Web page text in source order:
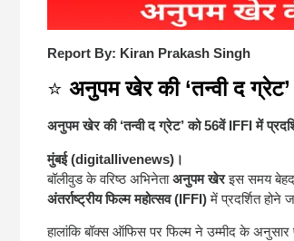
Report By: Kiran Prakash Singh
⭐ अनुपम खेर की ‘तन्वी द
अनुपम खेर की ‘तन्वी द ग्रेट’ को 56वें IFFI में
मुंबई (digitallivenews)।
बॉलीवुड के वरिष्ठ अभिनेताअनुपम खेरइस समय बेहद
अंतर्राष्ट्रीय फिल्म महोत्सव (IFFI)में प्रदर्शित होने
हालांकि बॉक्स ऑफिस पर फिल्म ने उम्मीद के